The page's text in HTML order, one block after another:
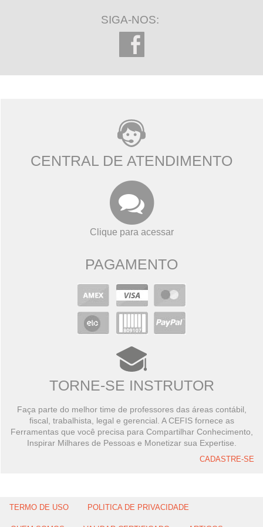
SIGA-NOS:
CENTRAL DE ATENDIMENTO
Clique para acessar
PAGAMENTO
TORNE-SE INSTRUTOR
Faça parte do melhor time de professores das áreas contábil,
fiscal, trabalhista, legal e gerencial. A CEFIS fornece as
Ferramentas que você precisa para Compartilhar Conhecimento,
Inspirar Milhares de Pessoas e Monetizar sua Expertise.
CADASTRE-SE
TERMO DE USO POLITICA DE PRIVACIDADE